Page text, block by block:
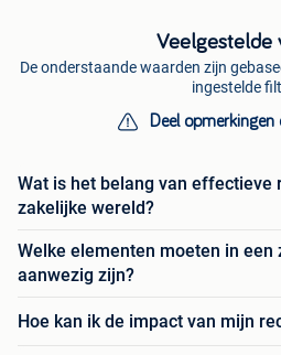
Veelgestelde
De onderstaande waarden zijn
ingestelde
Deel opmerkingen
Wat is het belang van effectieve
zakelijke wereld?
Welke elementen moeten in een
aanwezig zijn?
Hoe kan ik de impact van mijn